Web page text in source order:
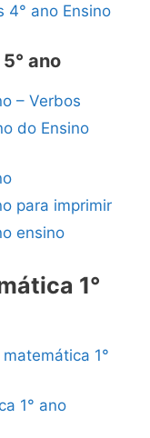
4° ano Ensino
ano
– Verbos
do Ensino
para imprimir
ensino
1°
1°
1° ano